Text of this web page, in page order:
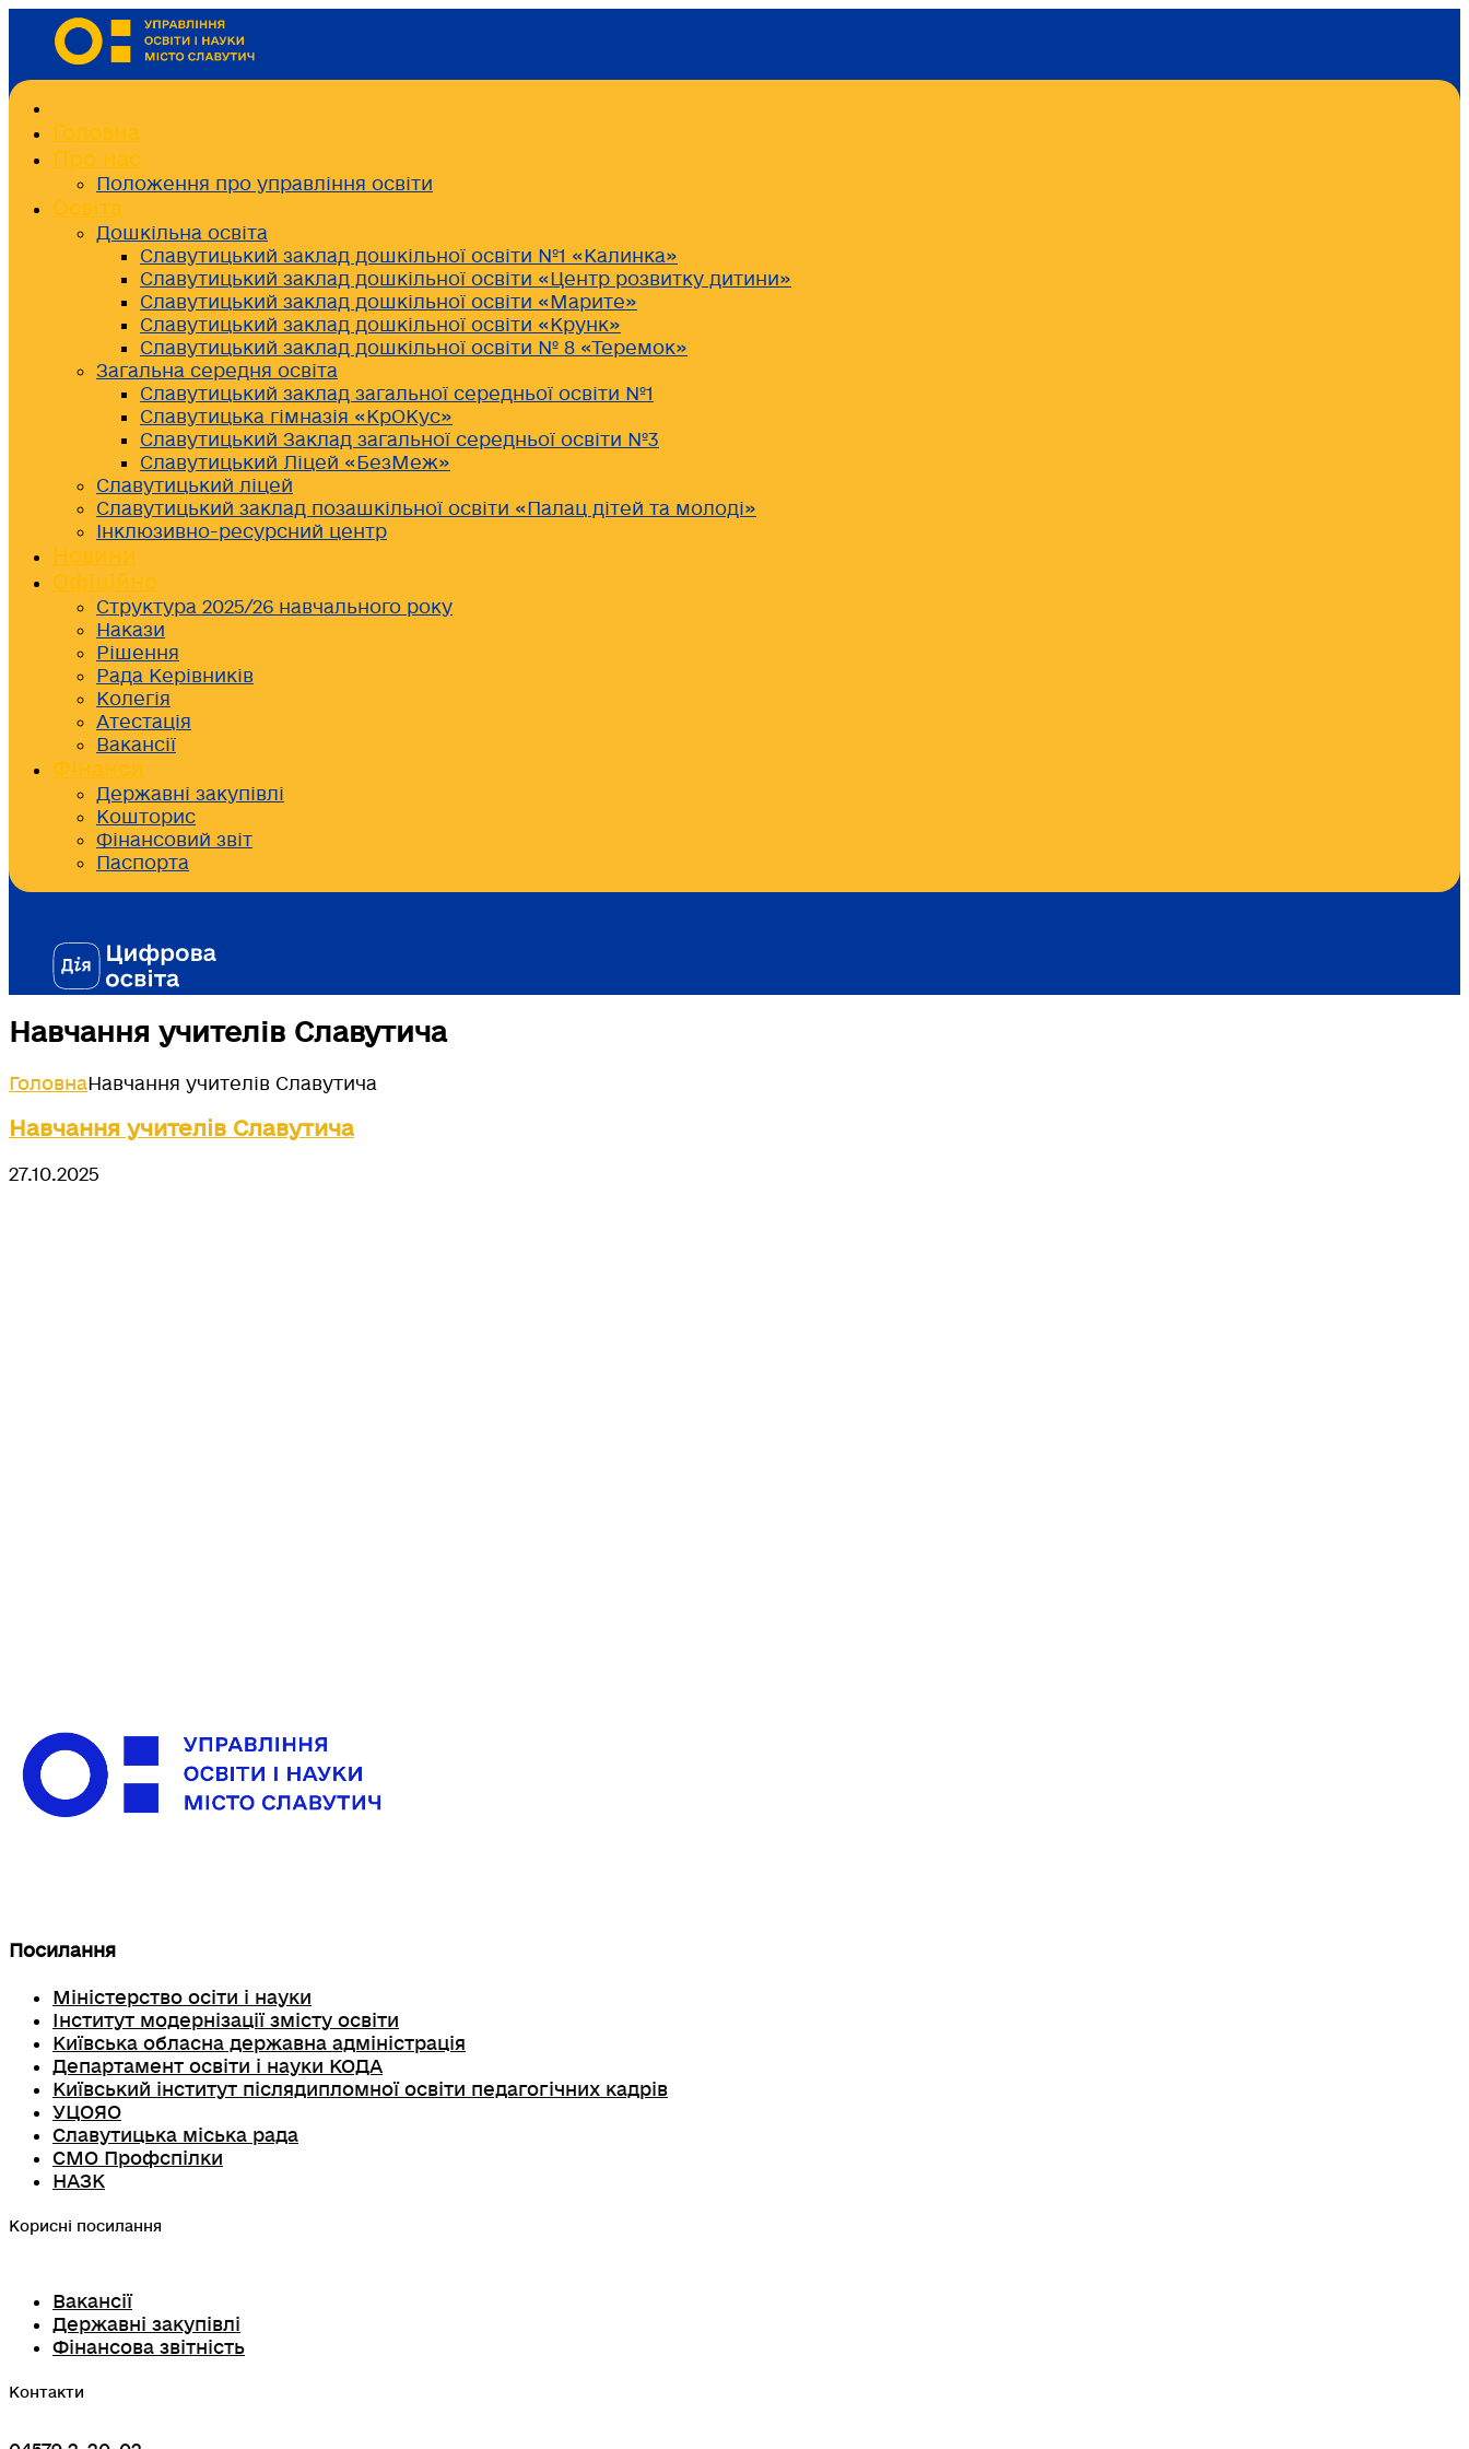
Головна
Про нас
Положення про управління освіти
Освіта
Дошкільна освіта
Славутицький заклад дошкільної освіти №1 «Калинка»
Славутицький заклад дошкільної освіти «Центр розвитку дитини»
Славутицький заклад дошкільної освіти «Марите»
Славутицький заклад дошкільної освіти «Крунк»
Славутицький заклад дошкільної освіти № 8 «Теремок»
Загальна середня освіта
Славутицький заклад загальної середньої освіти №1
Славутицька гімназія «КрОКус»
Славутицький Заклад загальної середньої освіти №3
Славутицький Ліцей «БезМеж»
Славутицький ліцей
Славутицький заклад позашкільної освіти «Палац дітей та молоді»
Інклюзивно-ресурсний центр
Новини
Офіційно
Структура 2025/26 навчального року
Накази
Рішення
Рада Керівників
Колегія
Атестація
Вакансії
Фінанси
Державні закупівлі
Кошторис
Фінансовий звіт
Паспорта
Навчання учителів Славутича
ГоловнаНавчання учителів Славутича
Навчання учителів Славутича
27.10.2025
Посилання
Міністерство осіти і науки
Інститут модернізації змісту освіти
Київська обласна державна адміністрація
Департамент освіти і науки КОДА
Київський інститут післядипломної освіти педагогічних кадрів
УЦОЯО
Славутицька міська рада
СМО Профспілки
НАЗК
Корисні посилання
Вакансії
Державні закупівлі
Фінансова звітність
Контакти